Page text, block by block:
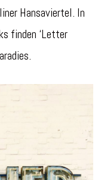
Hansaviertel. In
finden ‘Letter